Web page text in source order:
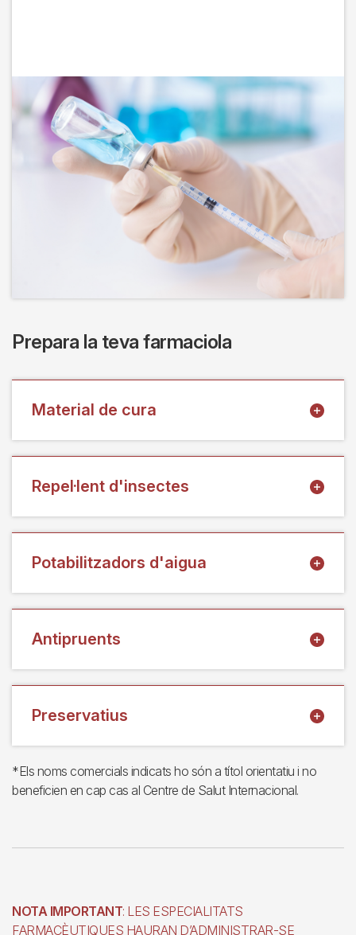
Imagen
Prepara la teva farmaciola
Material de cura
Repel·lent d'insectes
Potabilitzadors d'aigua
Antipruents
Preservatius
*Els noms comercials indicats ho són a títol orientatiu i no
beneficien en cap cas al Centre de Salut Internacional.
NOTA IMPORTANT: LES ESPECIALITATS
FARMACÈUTIQUES HAURAN D’ADMINISTRAR-SE